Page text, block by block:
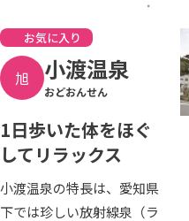
お気に入り
旭 小渡温泉
おどおんせん
1日歩いた体をほぐ
してリラックス
小渡温泉の特長は、愛知県
下では珍しい放射線泉（ラ